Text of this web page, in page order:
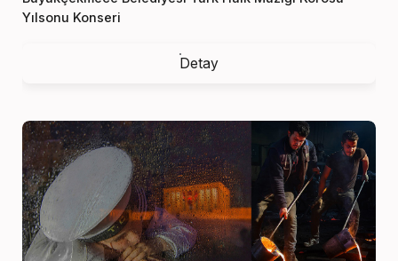
Yılsonu Konseri
Detay